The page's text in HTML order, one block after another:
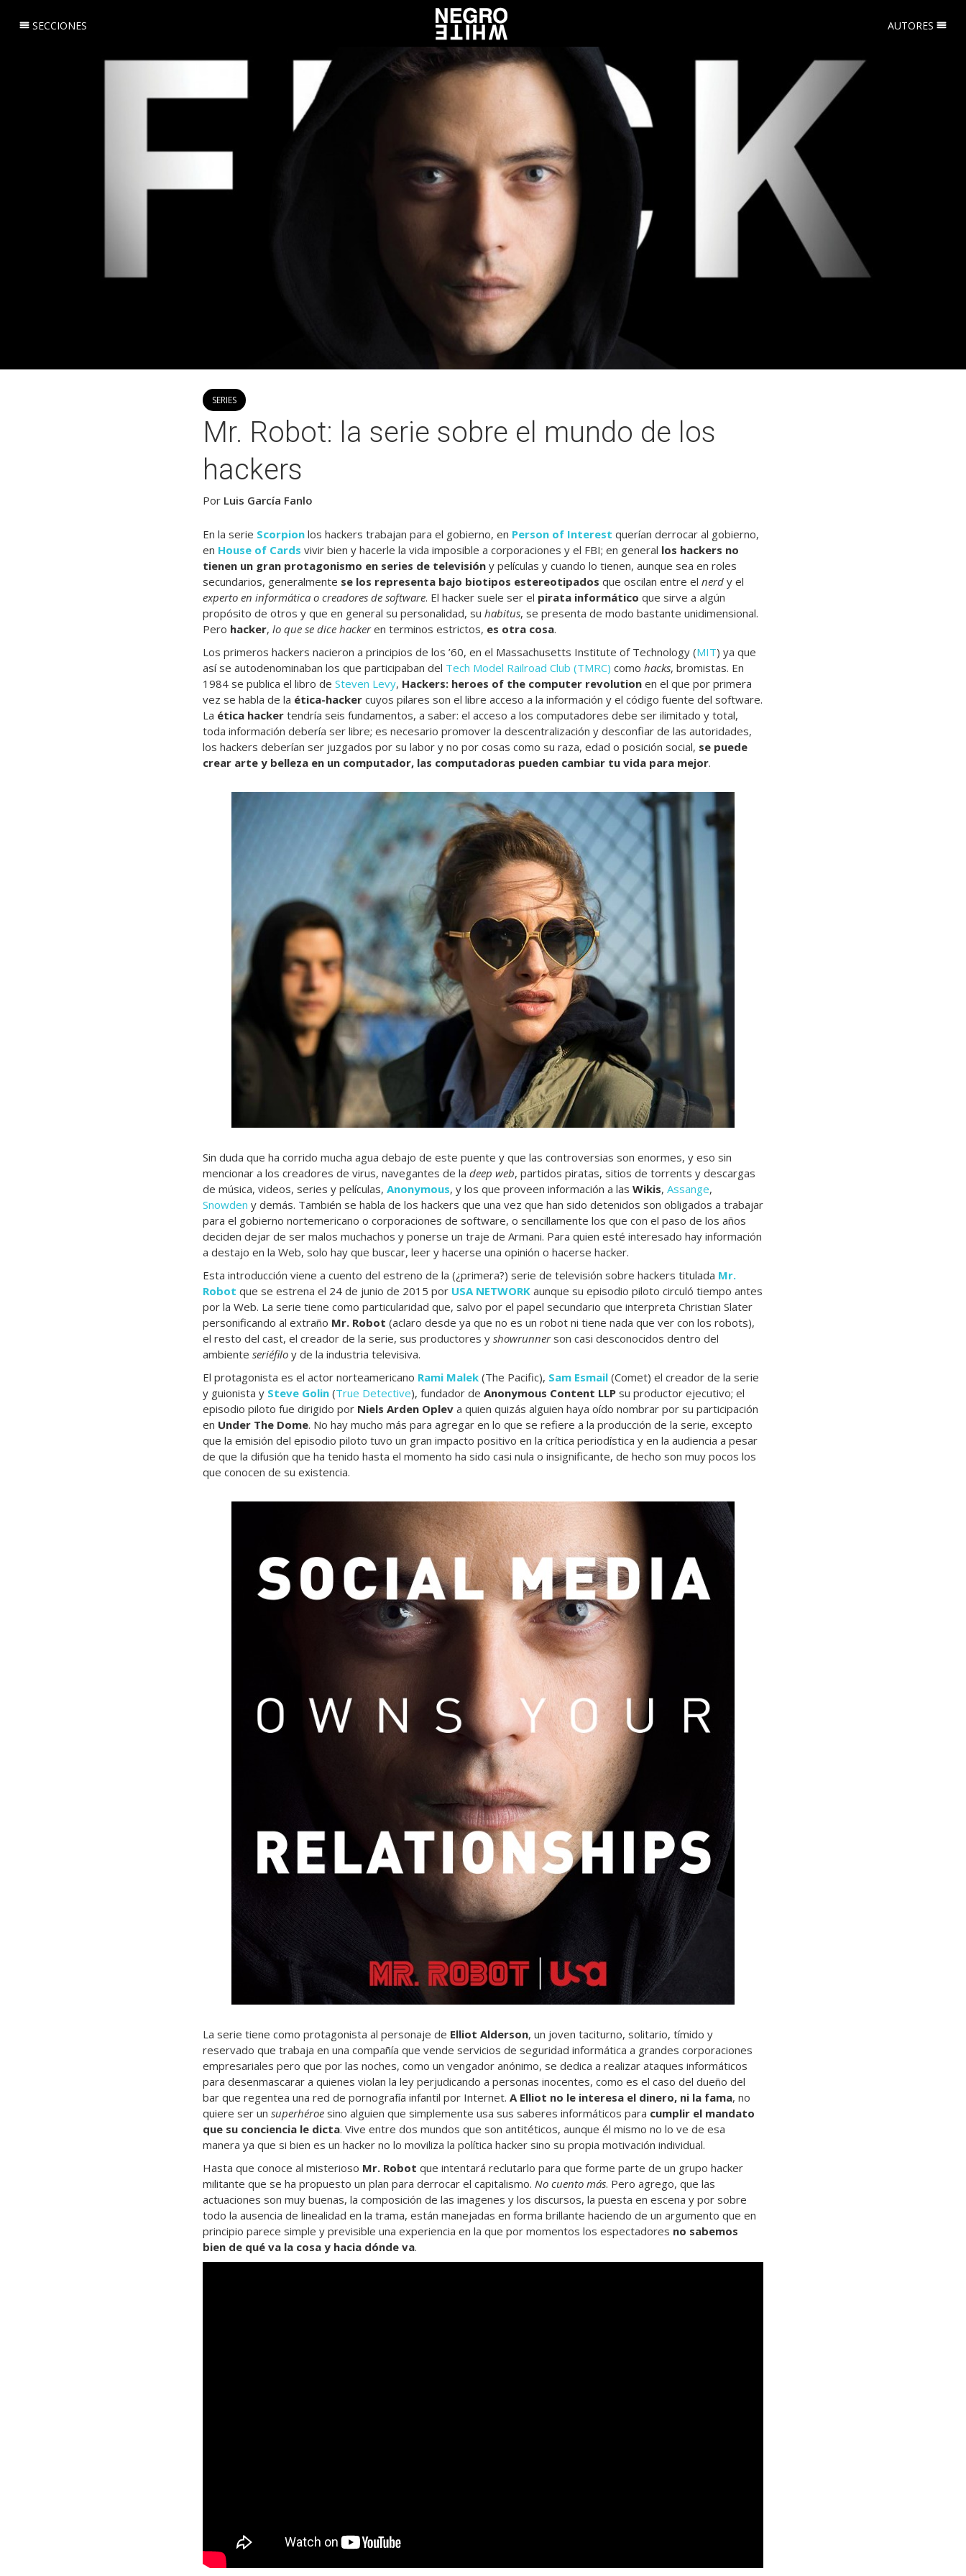
SECCIONES AUTORES
SERIES
Mr. Robot: la serie sobre el mundo de los
hackers
Por Luis García Fanlo
En la serie Scorpion los hackers trabajan para el gobierno, en Person of Interest querían derrocar al gobierno,
en House of Cards vivir bien y hacerle la vida imposible a corporaciones y el FBI; en general los hackers no
tienen un gran protagonismo en series de televisión y películas y cuando lo tienen, aunque sea en roles
secundarios, generalmente se los representa bajo biotipos estereotipados que oscilan entre el nerd y el
experto en informática o creadores de software. El hacker suele ser el pirata informático que sirve a algún
propósito de otros y que en general su personalidad, su habitus, se presenta de modo bastante unidimensional.
Pero hacker, lo que se dice hackeren terminos estrictos, es otra cosa.
Los primeros hackers nacieron a principios de los ’60, en el Massachusetts Institute of Technology (MIT) ya que
así se autodenominaban los que participaban del Tech Model Railroad Club (TMRC) como hacks, bromistas. En
1984 se publica el libro de Steven Levy, Hackers: heroes of the computer revolution en el que por primera
vez se habla de la ética-hacker cuyos pilares son el libre acceso a la información y el código fuente del software.
La ética hacker tendría seis fundamentos, a saber: el acceso a los computadores debe ser ilimitado y total,
toda información debería ser libre; es necesario promover la descentralización y desconfiar de las autoridades,
los hackers deberían ser juzgados por su labor y no por cosas como su raza, edad o posición social, se puede
crear arte y belleza en un computador, las computadoras pueden cambiar tu vida para mejor.
Sin duda que ha corrido mucha agua debajo de este puente y que las controversias son enormes, y eso sin
mencionar a los creadores de virus, navegantes de la deep web, partidos piratas, sitios de torrents y descargas
de música, videos, series y películas, Anonymous, y los que proveen información a las Wikis, Assange,
Snowden y demás. También se habla de los hackers que una vez que han sido detenidos son obligados a trabajar
para el gobierno nortemericano o corporaciones de software, o sencillamente los que con el paso de los años
deciden dejar de ser malos muchachos y ponerse un traje de Armani. Para quien esté interesado hay información
a destajo en la Web, solo hay que buscar, leer y hacerse una opinión o hacerse hacker.
Esta introducción viene a cuento del estreno de la (¿primera?) serie de televisión sobre hackers titulada Mr.
Robot que se estrena el 24 de junio de 2015 por USA NETWORK aunque su episodio piloto circuló tiempo antes
por la Web. La serie tiene como particularidad que, salvo por el papel secundario que interpreta Christian Slater
personificando al extraño Mr. Robot (aclaro desde ya que no es un robot ni tiene nada que ver con los robots),
el resto del cast, el creador de la serie, sus productores y showrunnerson casi desconocidos dentro del
ambiente seriéfilo y de la industria televisiva.
El protagonista es el actor norteamericano Rami Malek (The Pacific), Sam Esmail (Comet) el creador de la serie
y guionista y Steve Golin (True Detective), fundador de Anonymous Content LLP su productor ejecutivo; el
episodio piloto fue dirigido por Niels Arden Oplev a quien quizás alguien haya oído nombrar por su participación
en Under The Dome. No hay mucho más para agregar en lo que se refiere a la producción de la serie, excepto
que la emisión del episodio piloto tuvo un gran impacto positivo en la crítica periodística y en la audiencia a pesar
de que la difusión que ha tenido hasta el momento ha sido casi nula o insignificante, de hecho son muy pocos los
que conocen de su existencia.
La serie tiene como protagonista al personaje de Elliot Alderson, un joven taciturno, solitario, tímido y
reservado que trabaja en una compañía que vende servicios de seguridad informática a grandes corporaciones
empresariales pero que por las noches, como un vengador anónimo, se dedica a realizar ataques informáticos
para desenmascarar a quienes violan la ley perjudicando a personas inocentes, como es el caso del dueño del
bar que regentea una red de pornografía infantil por Internet. A Elliot no le interesa el dinero, ni la fama, no
quiere ser un superhéroe sino alguien que simplemente usa sus saberes informáticos para cumplir el mandato
que su conciencia le dicta. Vive entre dos mundos que son antitéticos, aunque él mismo no lo ve de esa
manera ya que si bien es un hacker no lo moviliza la política hacker sino su propia motivación individual.
Hasta que conoce al misterioso Mr. Robot que intentará reclutarlo para que forme parte de un grupo hacker
militante que se ha propuesto un plan para derrocar el capitalismo. No cuento más. Pero agrego, que las
actuaciones son muy buenas, la composición de las imagenes y los discursos, la puesta en escena y por sobre
todo la ausencia de linealidad en la trama, están manejadas en forma brillante haciendo de un argumento que en
principio parece simple y previsible una experiencia en la que por momentos los espectadores no sabemos
bien de qué va la cosa y hacia dónde va.